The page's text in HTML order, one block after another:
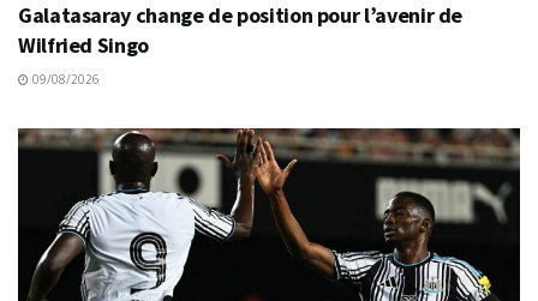
Galatasaray change de position pour l’avenir de
Wilfried Singo
09/08/2026